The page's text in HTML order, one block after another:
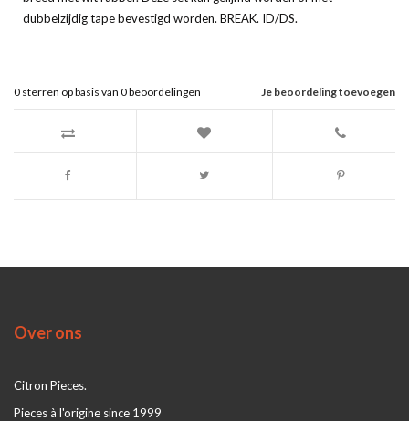
dubbelzijdig tape bevestigd worden. BREAK. ID/DS.
Je beoordeling toevoegen
0 sterren op basis van 0beoordelingen
Over ons
Citron Pieces.
Pieces à l'origine since 1999